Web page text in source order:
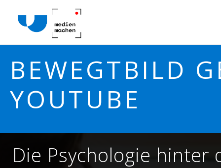
BEWEGTBILD
YOUTUBE
Die Psychologie